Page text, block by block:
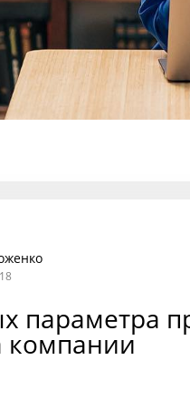
параметра
компании